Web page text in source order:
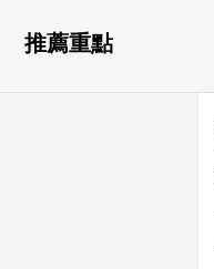
推薦重點